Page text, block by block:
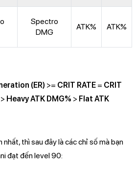
Spectro
DMG
ATK% ATK%
(ER) >= CRIT RATE = CRIT
> Heavy ATK DMG% > Flat ATK
nhất, thì sau đây là các chỉ số mà bạn
đạt đến level 90: